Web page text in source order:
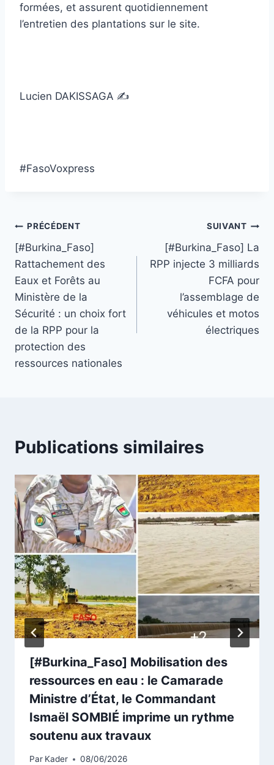
formées, et assurent quotidiennement
l’entretien des plantations sur le site.
Lucien DAKISSAGA ✍️
#FasoVoxpress
Navigation
de
l’article
PRÉCÉDENT
[#Burkina_Faso]
Rattachement des
Eaux et Forêts au
Ministère de la
Sécurité : un choix fort
de la RPP pour la
protection des
ressources nationales
SUIVANT
[#Burkina_Faso] La
RPP injecte 3 milliards
FCFA pour
l’assemblage de
véhicules et motos
électriques
Publications similaires
[#Burkina_Faso] Mobilisation des
ressources en eau : le Camarade
Ministre d’État, le Commandant
Ismaël SOMBIÉ imprime un rythme
soutenu aux travaux
Par Kader 08/06/2026